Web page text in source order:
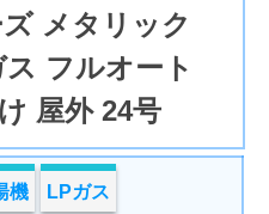
メタリック
フルオート
屋外 24号
機 LPガス